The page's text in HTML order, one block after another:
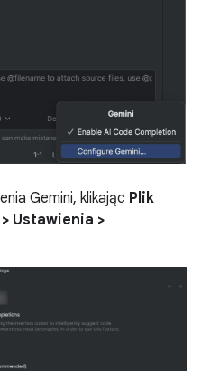
Gemini, klikając Plik
> Ustawienia >